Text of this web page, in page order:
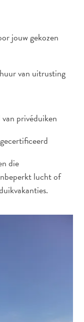
jouw gekozen
van uitrusting
privéduiken
die
lucht of